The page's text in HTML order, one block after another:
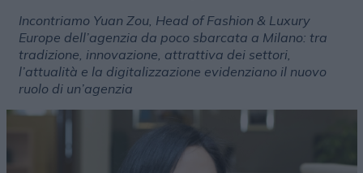
Incontriamo Yuan Zou, Head of Fashion & Luxury
Europe dell’agenzia da poco sbarcata a Milano: tra
tradizione, innovazione, attrattiva dei settori,
l’attualità e la digitalizzazione evidenziano il nuovo
ruolo di un’agenzia